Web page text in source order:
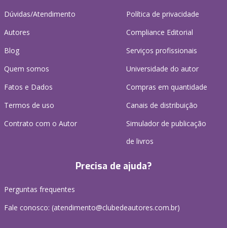
Dúvidas/Atendimento
Autores
Blog
Quem somos
Fatos e Dados
Termos de uso
Contrato com o Autor
Política de privacidade
Compliance Editorial
Serviços profissionais
Universidade do autor
Compras em quantidade
Canais de distribuição
Simulador de publicação
de livros
Precisa de ajuda?
Perguntas frequentes
Fale conosco: (atendimento@clubedeautores.com.br)